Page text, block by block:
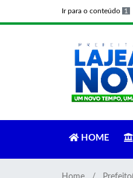
Ir para o conteúdo 1
HOME